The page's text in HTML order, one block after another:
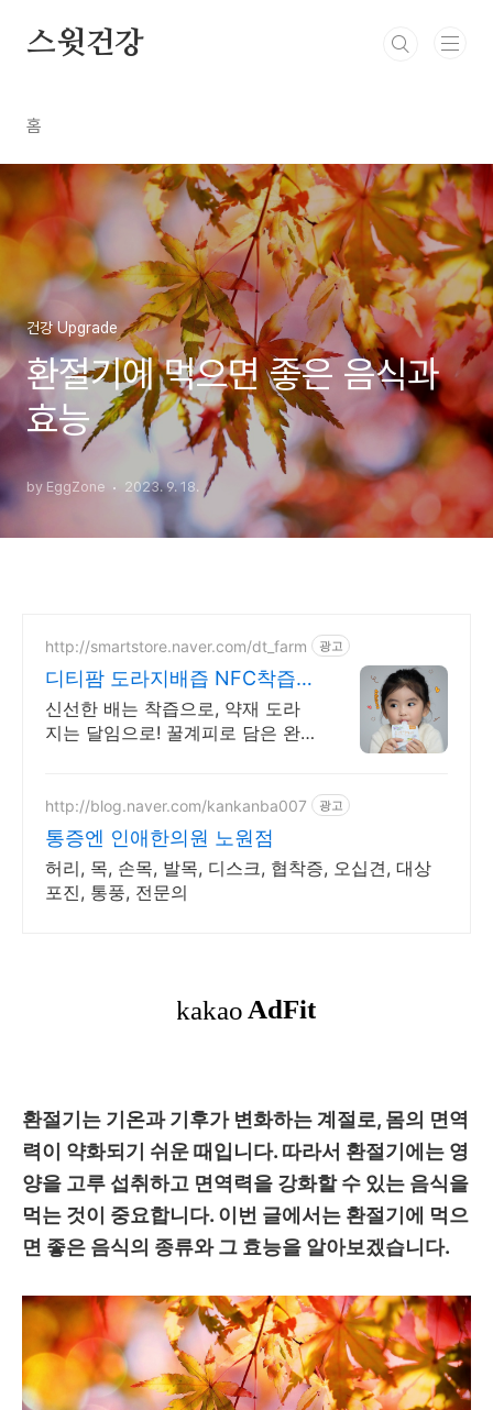
스윗건강
홈
건강 Upgrade
환절기에 먹으면 좋은 음식과
효능
by EggZone 2023. 9. 18.
http://smartstore.naver.com/dt_farm 광고
디티팜 도라지배즙 NFC착즙
착즙과 달임의 하이브리드주스
신선한 배는 착즙으로, 약재 도라
지는 달임으로! 꿀계피로 담은 완
컴포트주스
http://blog.naver.com/kankanba007 광고
통증엔 인애한의원 노원점
허리, 목, 손목, 발목, 디스크, 협착증, 오십견, 대상
포진, 통풍, 전문의
환절기는 기온과 기후가 변화하는 계절로, 몸의 면역
력이 약화되기 쉬운 때입니다. 따라서 환절기에는 영
양을 고루 섭취하고 면역력을 강화할 수 있는 음식을
먹는 것이 중요합니다. 이번 글에서는 환절기에 먹으
면 좋은 음식의 종류와 그 효능을 알아보겠습니다.